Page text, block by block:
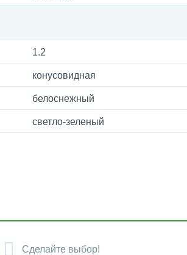
1.2
конусовидная
белоснежный
светло-зеленый
Сделайте выбор!